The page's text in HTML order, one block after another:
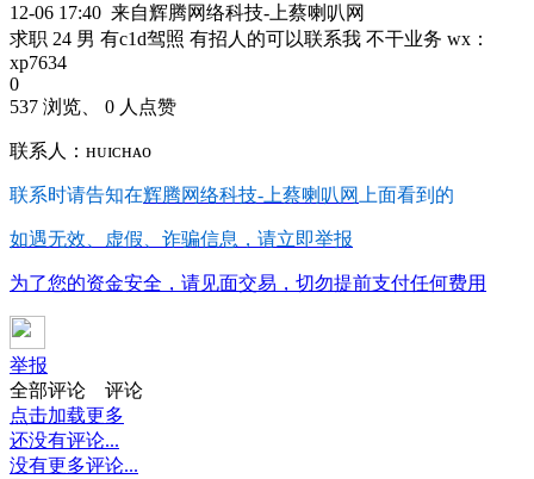
12-06 17:40 来自辉腾网络科技-上蔡喇叭网
求职 24 男 有c1d驾照 有招人的可以联系我 不干业务 wx：
xp7634
0
537 浏览、 0 人点赞
联系人：ʜᴜɪᴄʜᴀᴏ
联系时请告知在辉腾网络科技-上蔡喇叭网 上面看到的
如遇无效、虚假、诈骗信息，请立即举报
为了您的资金安全，请见面交易，切勿提前支付任何费用
举报
全部评论
评论
点击加载更多
还没有评论...
没有更多评论...